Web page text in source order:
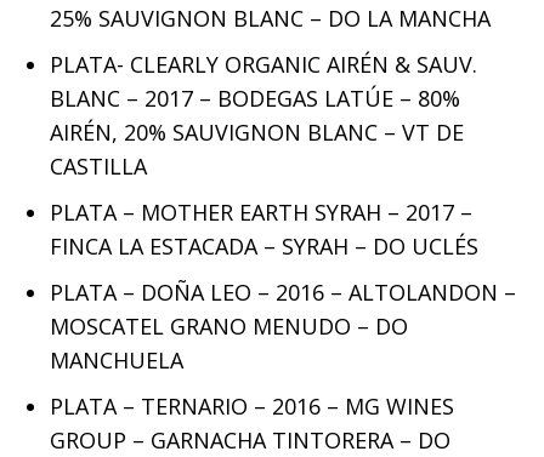
25% SAUVIGNON BLANC – DO LA MANCHA
PLATA- CLEARLY ORGANIC AIRÉN & SAUV.
BLANC – 2017 – BODEGAS LATÚE – 80%
AIRÉN, 20% SAUVIGNON BLANC – VT DE
CASTILLA
PLATA – MOTHER EARTH SYRAH – 2017 –
FINCA LA ESTACADA – SYRAH – DO UCLÉS
PLATA – DOÑA LEO – 2016 – ALTOLANDON –
MOSCATEL GRANO MENUDO – DO
MANCHUELA
PLATA – TERNARIO – 2016 – MG WINES
GROUP – GARNACHA TINTORERA – DO